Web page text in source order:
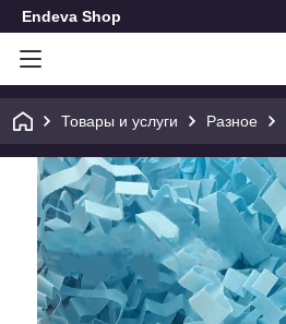
Endeva Shop
Товары и услуги Разное